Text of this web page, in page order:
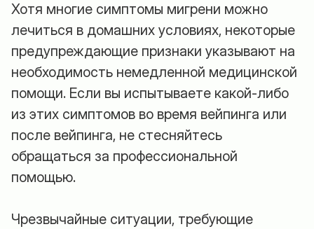
Хотя многие симптомы мигрени можно
лечиться в домашних условиях, некоторые
предупреждающие признаки указывают на
необходимость немедленной медицинской
помощи. Если вы испытываете какой-либо
из этих симптомов во время вейпинга или
после вейпинга, не стесняйтесь
обращаться за профессиональной
помощью.
Чрезвычайные ситуации, требующие